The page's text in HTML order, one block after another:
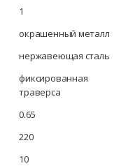
1
окрашенный металл
нержавеющая сталь
фиксированная
траверса
0.65
220
10